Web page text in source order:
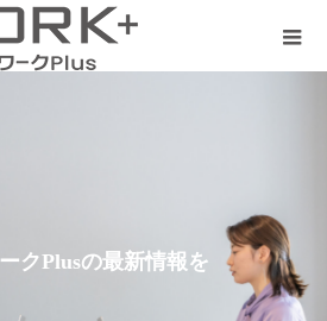
lusの最新情報を発見し よ う